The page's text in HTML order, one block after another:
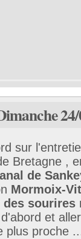
sur
Bretagne ,
de
Mormoix-
des sourires
et
plus proche